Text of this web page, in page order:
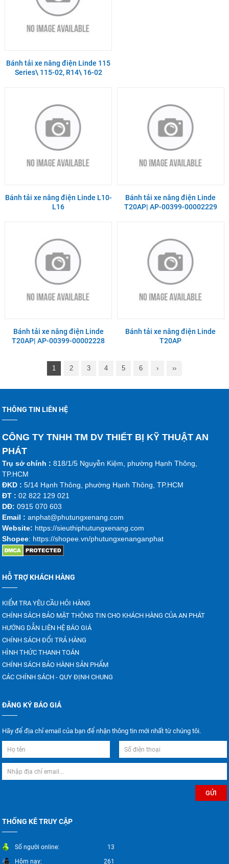
Bánh tải xe nâng điện Linde 115
Series\ 115-02, R14\ 16-02
Bánh tải xe nâng điện Linde L10-
L16
Bánh tải xe nâng điện Linde
T20AP| AP-00399-00002229
Bánh tải xe nâng điện Linde
T20AP| AP-00399-00002228
Bánh tải xe nâng điện Linde
T20AP
1 2 3 4 5 6 › ››
THÔNG TIN LIÊN HỆ
CÔNG TY TNHH TM DV THIẾT BỊ KỸ THUẬT AN
PHÁT
Trụ sở chính : 818/1/5 Nguyễn Kiệm, phường Hạnh Thông,
TP.HCM
ĐKD :5/14 Hạnh Thông, phường Hạnh Thông, TP.HCM
ĐT : 02 822 129 021
DĐ:0915 070 603
Email :anphat@phutungxenang.com
Website: https://sieuthiphutungxenang.com
Shopee: https://shopee.vn/phutungxenanganphat
HỖ TRỢ KHÁCH HÀNG
KIỂM TRA YÊU CẦU HỎI HÀNG
CHÍNH SÁCH BẢO MẬT THÔNG TIN CHO KHÁCH HÀNG CỦA AN PHÁT
HƯỚNG DẪN LIÊN HỆ BÁO GIÁ
CHÍNH SÁCH ĐỔI TRẢ HÀNG
HÌNH THỨC THANH TOÁN
CHÍNH SÁCH BẢO HÀNH SẢN PHẨM
CÁC CHÍNH SÁCH - QUY ĐỊNH CHUNG
ĐĂNG KÝ BÁO GIÁ
Hãy để địa chỉ email của bạn để nhận thông tin mới nhất từ chúng tôi.
THỐNG KÊ TRUY CẬP
Số người online:
13
Hôm nay:
261